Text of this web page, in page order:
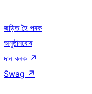
জড়িত হৈ পৰক
অনুষ্ঠানবোৰ
দান কৰক ↗
Swag ↗